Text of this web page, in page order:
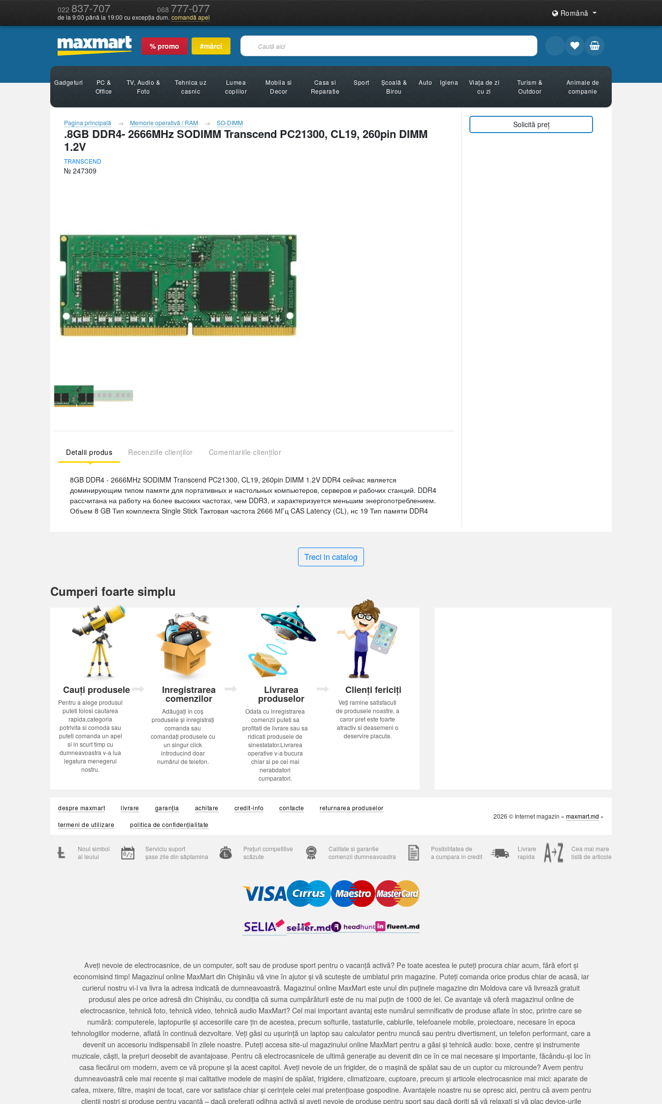
022 837-707 068 777-077
de la 9:00 până la 19:00 cu excepția dum. comandă apel Română
% promo #mărci
Gadgeturi
PC &
Office
TV, Audio &
Foto
Tehnica uz
casnic
Lumea
copiilor
Mobila si
Decor
Casa si
Reparatie
Sport
Şcoală &
Birou
Auto Igiena
Viața de zi
cu zi
Turism &
Outdoor
Animale de
companie
Pagina principală Memorie operativă / RAM SO-DIMM
.8GB DDR4- 2666MHz SODIMM Transcend PC21300, CL19, 260pin DIMM
1.2V
TRANSCEND
№ 247309
Detalii produs Recenziile clienților Comentariile clienților
8GB DDR4 - 2666MHz SODIMM Transcend PC21300, CL19, 260pin DIMM 1.2V DDR4 сейчас является
доминирующим типом памяти для портативных и настольных компьютеров, серверов и рабочих станций. DDR4
рассчитана на работу на более высоких частотах, чем DDR3, и характеризуется меньшим энергопотреблением.
Объем 8 GB Тип комплекта Single Stick Тактовая частота 2666 МГц CAS Latency (CL), нс 19 Тип памяти DDR4
Solicită preț
Treci in catalog
Cumperi foarte simplu
Cauți produsele
Pentru a alege produsul
puteti folosi cautarea
rapida,categoria
potrivita si comoda sau
puteti comanda un apel
si in scurt timp cu
dumneavoastra v-a lua
legatura menegerul
nostru.
Inregistrarea
comenzilor
Adăugați în coș
produsele și înregistrați
comanda sau
comandați produsele cu
un singur click
introducînd doar
numărul de telefon.
Livrarea
produselor
Odata cu inregistrarea
comenzii puteti sa
profitati de livrare sau sa
ridicati produsele de
sinestatator.Livrarea
operative v-a bucura
chiar si pe cei mai
nerabdatori
cumparatori.
Clienți fericiți
Veți ramine satisfacuti
de produsele noastre, a
caror pret este foarte
atractiv si deasemeni o
deservire placuta.
despre maxmart livrare garanția achitare credit-info contacte
returnarea produselor
termeni de utilizare
politica de confidențialitate
2026 © Internet magazin « maxmart.md »
Noul simbol
al leului
Serviciu suport
șase zile din săptamina
Prețuri competitive
scăzute
Calitate si garantie
comenzii dumneavoastra
Posibilitatea de
a cumpara in credit
Livrare
rapida
Cea mai mare
listă de articole
Aveți nevoie de electrocasnice, de un computer, soft sau de produse sport pentru o vacanță activă? Pe toate acestea le puteți procura chiar acum, fără efort și
economisind timp! Magazinul online MaxMart din Chișinău vă vine în ajutor și vă scutește de umblatul prin magazine. Puteți comanda orice produs chiar de acasă, iar
curierul nostru vi-l va livra la adresa indicată de dumneavoastră. Magazinul online MaxMart este unul din puținele magazine din Moldova care vă livrează gratuit
produsul ales pe orice adresă din Chișinău, cu condiția că suma cumpărăturii este de nu mai puțin de 1000 de lei. Ce avantaje vă oferă magazinul online de
electrocasnice, tehnică foto, tehnică video, tehnică audio MaxMart? Cel mai important avantaj este numărul semnificativ de produse aflate în stoc, printre care se
numără: computerele, laptopurile și accesoriile care țin de acestea, precum softurile, tastaturile, cablurile, telefoanele mobile, proiectoare, necesare în epoca
tehnologiilor moderne, aflată în continuă dezvoltare. Veți găsi cu ușurință un laptop sau calculator pentru muncă sau pentru divertisment, un telefon performant, care a
devenit un accesoriu indispensabil în zilele noastre. Puteți accesa site-ul magazinului online MaxMart pentru a găsi și tehnică audio: boxe, centre și instrumente
muzicale, căști, la prețuri deosebit de avantajoase. Pentru că electrocasnicele de ultimă generație au devenit din ce în ce mai necesare și importante, făcându-și loc în
casa fiecărui om modern, avem ce vă propune și la acest capitol. Aveți nevoie de un frigider, de o mașină de spălat sau de un cuptor cu microunde? Avem pentru
dumneavoastră cele mai recente și mai calitative modele de mașini de spălat, frigidere, climatizoare, cuptoare, precum și articole electrocasnice mai mici: aparate de
cafea, mixere, filtre, mașini de tocat, care vor satisface chiar și cerințele celei mai pretențioase gospodine. Avantajele noastre nu se opresc aici, pentru că avem pentru
clienții noștri și produse pentru vacanță – dacă preferați odihna activă și aveți nevoie de produse pentru sport sau dacă doriți să vă relaxați și vă plac device-urile